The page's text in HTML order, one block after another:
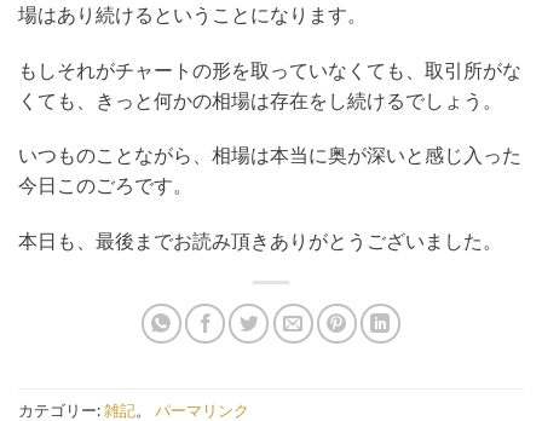
場はあり続けるということになります。
もしそれがチャートの形を取っていなくても、取引所がな
くても、きっと何かの相場は存在をし続けるでしょう。
いつものことながら、相場は本当に奥が深いと感じ入った
今日このごろです。
本日も、最後までお読み頂きありがとうございました。
カテゴリー:雑記。 パーマリンク